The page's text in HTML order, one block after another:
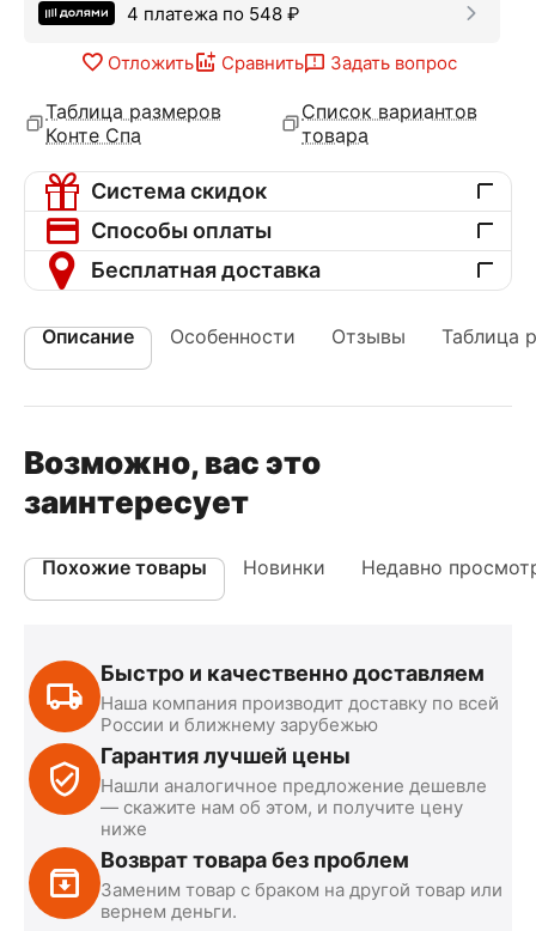
4 платежа по 548 ₽
Отложить Сравнить Задать вопрос
Таблица размеров
Конте Спа
Список вариантов
товара
Система скидок
Способы оплаты
Бесплатная доставка
Описание Особенности Отзывы Таблица
Возможно, вас это
заинтересует
Похожие товары Новинки Недавно
Быстро и качественно доставляем
Наша компания производит доставку по всей
России и ближнему зарубежью
Гарантия лучшей цены
Нашли аналогичное предложение дешевле
— скажите нам об этом, и получите цену
ниже
Возврат товара без проблем
Заменим товар с браком на другой товар или
вернем деньги.